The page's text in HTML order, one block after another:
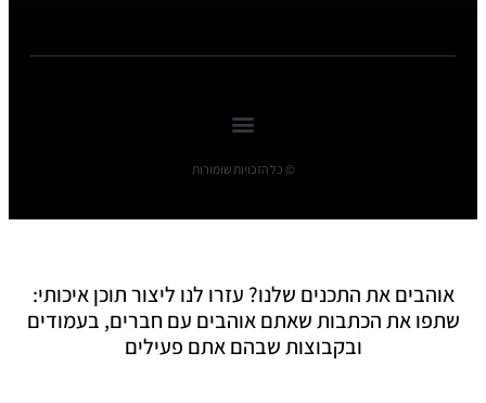
© כל הזכויות שומורות
אוהבים את התכנים שלנו? עזרו לנו ליצור תוכן איכותי:
שתפו את הכתבות שאתם אוהבים עם חברים, בעמודים
ובקבוצות שבהם אתם פעילים